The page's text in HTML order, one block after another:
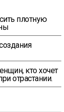
плотную
кто хочет
отрастании.